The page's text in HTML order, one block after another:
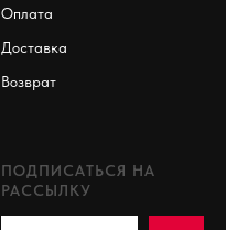
Оплата
Доставка
Возврат
ПОДПИСАТЬСЯ НА
РАССЫЛКУ